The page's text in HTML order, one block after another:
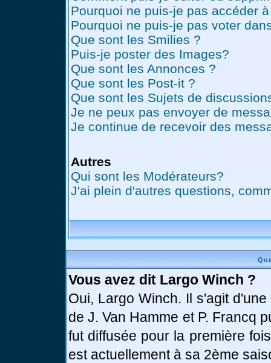
Pourquoi ne puis-je pas accéder
Pourquoi ne puis-je pas voter
Que sont les Smilies ?
Puis-je poster des Images?
Que sont les Annonces ?
Que sont les Post-it ?
Que sont les Sujets de
Je ne peux pas envoyer de
Je continue de recevoir des
Autres
Qui sont les Modérateurs?
J'ai plein d'autres questions,
Vous avez dit Largo Winch ?
Oui, Largo Winch. Il s'agit
de J. Van Hamme et P. Francq
fut diffusée pour la première
est actuellement à sa 2ème